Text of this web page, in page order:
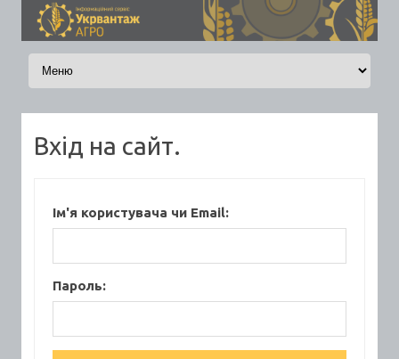
Skip to content
Вхід на сайт.
Ім'я користувача чи Email:
Пароль: